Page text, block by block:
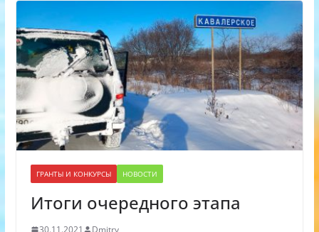
ГРАНТЫ И КОНКУРСЫ НОВОСТИ
Итоги очередного этапа